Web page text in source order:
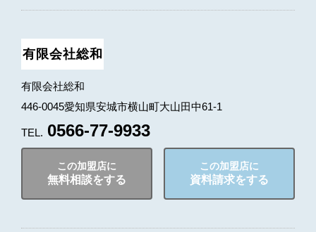
有限会社総和
有限会社総和
446-0045愛知県安城市横山町大山田中61-1
TEL. 0566-77-9933
この加盟店に
無料相談をする
この加盟店に
資料請求をする